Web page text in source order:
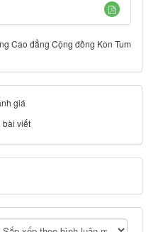
Cao đẳng Cộng đồng Kon Tum
giá
bài viết